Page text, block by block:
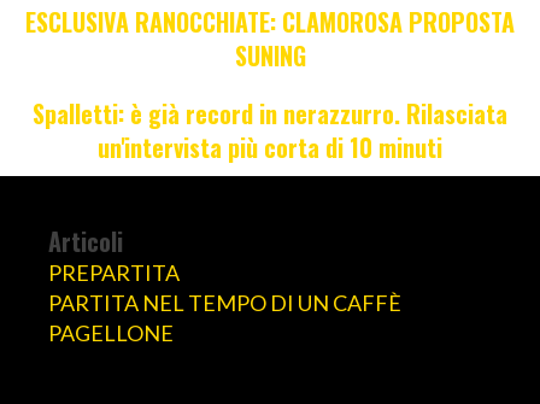
ESCLUSIVA RANOCCHIATE: CLAMOROSA PROPOSTA
SUNING
Spalletti: è già record in nerazzurro. Rilasciata
un'intervista più corta di 10 minuti
Articoli
PREPARTITA
PARTITA NEL TEMPO DI UN CAFFÈ
PAGELLONE